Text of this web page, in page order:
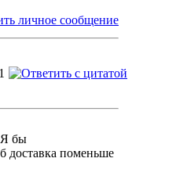
Я бы
доставка поменьше